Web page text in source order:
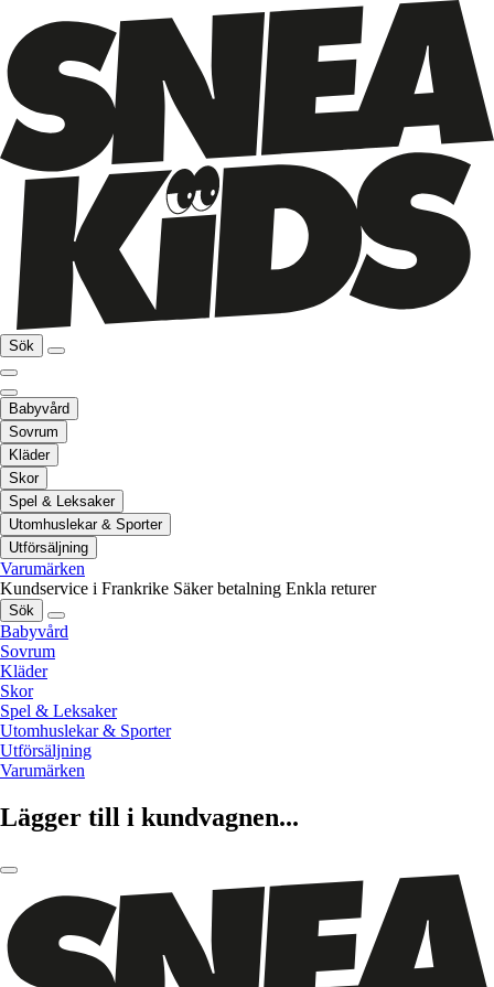
Sök
Babyvård
Sovrum
Kläder
Skor
Spel & Leksaker
Utomhuslekar & Sporter
Utförsäljning
Varumärken
Kundservice i Frankrike Säker betalning Enkla returer
Sök
Babyvård
Sovrum
Kläder
Skor
Spel & Leksaker
Utomhuslekar & Sporter
Utförsäljning
Varumärken
Lägger till i kundvagnen...